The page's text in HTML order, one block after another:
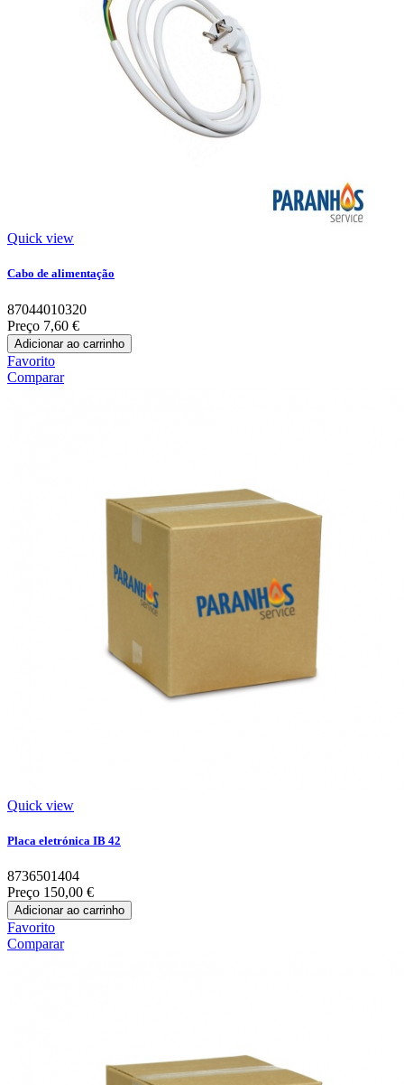
Quick view
Cabo de alimentação
87044010320
Preço 7,60 €
Adicionar ao carrinho
Favorito
Comparar
Quick view
Placa eletrónica IB 42
8736501404
Preço 150,00 €
Adicionar ao carrinho
Favorito
Comparar